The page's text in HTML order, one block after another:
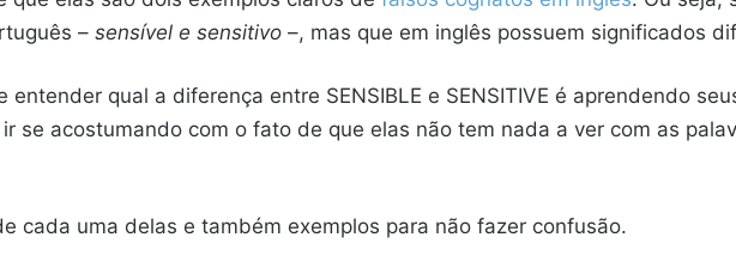
– sensível e sensitivo –, mas que em inglês possuem significados
qual a diferença entre SENSIBLE e SENSITIVE é aprendendo
se acostumando com o fato de que elas não tem nada a ver com as
cada uma delas e também exemplos para não fazer confusão.